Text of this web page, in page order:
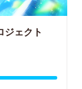
ジェクト